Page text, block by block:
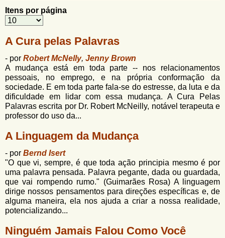
o
e
n
r
m
u
á
r
i
o
d
e
b
u
s
c
a
i
s
n
G
o
l
f
i
n
h
Itens por página
A Cura pelas Palavras
- por Robert McNelly, Jenny Brown
A mudança está em toda parte -- nos relacionamentos
pessoais, no emprego, e na própria conformação da
sociedade. E em toda parte fala-se do estresse, da luta e da
dificuldade em lidar com essa mudança. A Cura Pelas
Palavras escrita por Dr. Robert McNeilly, notável terapeuta e
professor do uso da...
A Linguagem da Mudança
- por Bernd Isert
"O que vi, sempre, é que toda ação principia mesmo é por
uma palavra pensada. Palavra pegante, dada ou guardada,
que vai rompendo rumo." (Guimarães Rosa) A linguagem
dirige nossos pensamentos para direções específicas e, de
alguma maneira, ela nos ajuda a criar a nossa realidade,
potencializando...
Ninguém Jamais Falou Como Você